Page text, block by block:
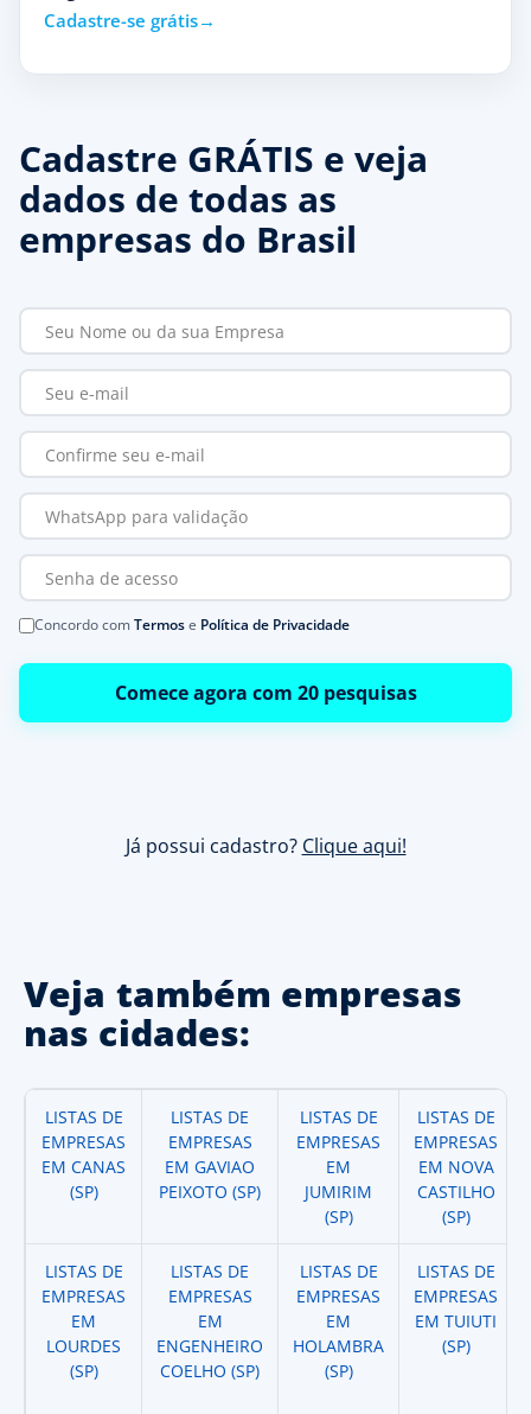
Cadastre-se grátis
Cadastre GRÁTIS e veja
dados de todas as
empresas do Brasil
Concordo comTermose Política de Privacidade
Comece agora com 20 pesquisas
Já possui cadastro? Clique aqui!
Veja também empresas
nas cidades:
LISTAS DE
EMPRESAS
EM CANAS
(SP)
LISTAS DE
EMPRESAS
EM GAVIAO
PEIXOTO (SP)
LISTAS DE
EMPRESAS
EM
JUMIRIM
(SP)
LISTAS DE
EMPRESAS
EM NOVA
CASTILHO
(SP)
LISTAS DE
EMPRESAS
EM
LOURDES
(SP)
LISTAS DE
EMPRESAS
EM
ENGENHEIRO
COELHO (SP)
LISTAS DE
EMPRESAS
EM
HOLAMBRA
(SP)
LISTAS DE
EMPRESAS
EM TUIUTI
(SP)